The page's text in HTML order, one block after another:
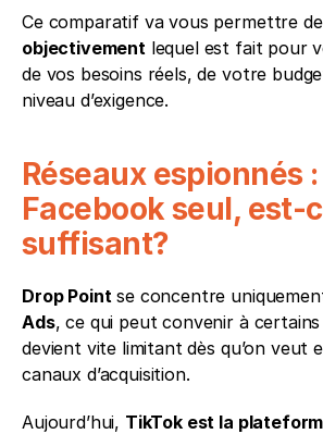
objectivement lequel est fait pour
de vos besoins réels, de votre
niveau d’exigence.
Réseaux espionnés :
Facebook seul, est-
suffisant?
Drop Point se concentre
Ads, ce qui peut convenir à
devient vite limitant dès qu’on veut
canaux d’acquisition.
Aujourd’hui, TikTok est la